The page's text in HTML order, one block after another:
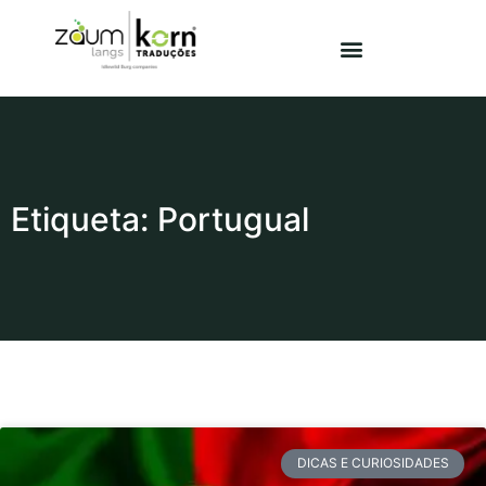
Etiqueta: Portugual
DICAS E CURIOSIDADES